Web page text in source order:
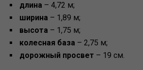
длина – 4,72 м;
ширина – 1,89 м;
высота – 1,75 м;
колесная база – 2,75 м;
дорожный просвет – 19 см.